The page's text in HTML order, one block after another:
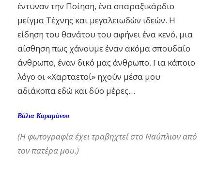
έντυναν την Ποίηση, ένα σπαραξικάρδιο
μείγμα Τέχνης και μεγαλειωδών ιδεών. Η
είδηση του θανάτου του αφήνει ένα κενό, μια
αίσθηση πως χάνουμε έναν ακόμα σπουδαίο
άνθρωπο, έναν δικό μας άνθρωπο. Για κάποιο
λόγο οι «Χαρταετοί» ηχούν μέσα μου
αδιάκοπα εδώ και δύο μέρες…
Βάλια Καραμάνου
(Η φωτογραφία έχει τραβηχτεί στο Ναύπλιον από
τον πατέρα μου.)